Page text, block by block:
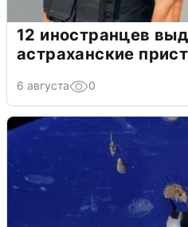
12 иностранцев
астраханские
6 августа 0